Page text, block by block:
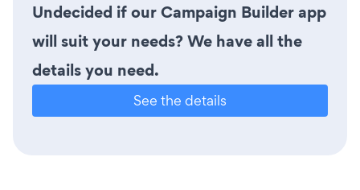
Undecided if our Campaign Builder app
will suit your needs? We have all the
details you need.
See the details